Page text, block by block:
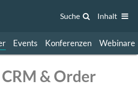
Events Konferenzen Webinare
Suche Inhalt
& Order